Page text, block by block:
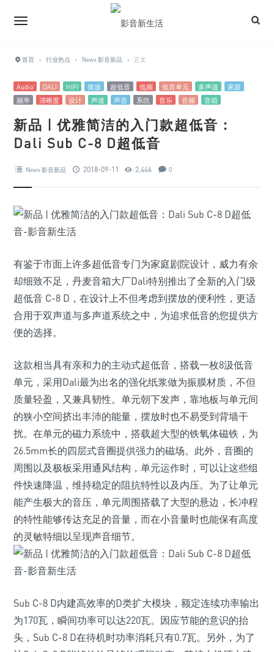
首页 › 行业热点 › News 影音新品 › 正文
Audio DALI HIFI 摆放 超低音 低频 低音单元 多声道
家庭
频率
清晰度 设计 声道 声音 系统 音乐 音频 音箱
新品 | 优雅简洁的入门款超低音：
Dali Sub C-8 D超低音
News 影音新品 2018-09-11 2,446 0
有鉴于市面上许多超低音专门为家庭剧院设计，威力有余
却细致不足，丹麦音箱大厂Dali特别推出了全新的入门级
超低音 C-8 D，在设计上不但考虑到摆放的便利性，更适
合用于双声道与多声道系统之中，为追求低音的您提供方
便的选择。
这款相当具有亲和力的主动式超低音，搭载一枚8汲低音
单元，采用Dali最为出名的强化纸浆做为振膜材质，不但
质量轻盈，又兼具韧性。单元朝下发声，靠地板与单元间
的狭小空间挤出丰沛的能量，摆放时也不易受到背墙干
扰。在单元的磁力系统中，搭载超大型的铁氧体磁铁，为
26.5mm长的四层式音圈提供强力的磁场。此外，音圈的
周围以及极板采用通风结构，单元运作时，可以让这些组
件快速降温，维持稳定的阻抗特性以及内压。为了让单元
能产生极大的音压，单元周围搭载了大型的悬边，长冲程
的特性能够传达充足的音量，而在小音量时也能保有高度
的灵敏特细以呈现声音细节。
Sub C-8 D内建高效率的D类扩大模块，额定连续功率输出
为170瓦，瞬间功率可以达220瓦。因应节能的意识的抬
头，Sub C-8 D在待机时功率消耗只有0.7瓦。另外，为了